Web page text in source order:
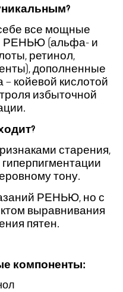
все мощные
РЕНЬЮ (альфа- и
ретинол,
дополненные
койевой кислотой
избыточной
старения,
тону.
РЕНЬЮ, но с
выравнивания
пятен.
компоненты: